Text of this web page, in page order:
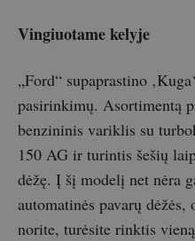
Vingiuotame kelyje
„Ford“ supaprastino
pasirinkimų. Asortimentą
benzininis variklis su
150 AG ir turintis šešių
dėžę. Į šį modelį net nėra
automatinės pavarų
norite, turėsite rinktis